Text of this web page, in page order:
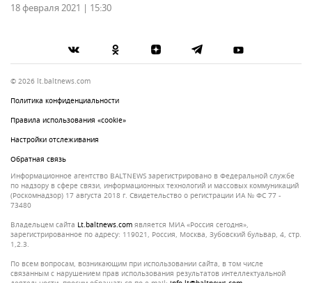
18 февраля 2021 | 15:30
© 2026 lt.baltnews.com
Политика конфиденциальности
Правила использования «cookie»
Настройки отслеживания
Обратная связь
Информационное агентство BALTNEWS зарегистрировано в Федеральной службе
по надзору в сфере связи, информационных технологий и массовых коммуникаций
(Роскомнадзор) 17 августа 2018 г. Свидетельство о регистрации ИА № ФС 77 -
73480
Владельцем сайта lt.baltnews.com является МИА «Россия сегодня»,
зарегистрированное по адресу: 119021, Россия, Москва, Зубовский бульвар, 4, стр.
1,2.3.
По всем вопросам, возникающим при использовании сайта, в том числе
связанным с нарушением прав использования результатов интеллектуальной